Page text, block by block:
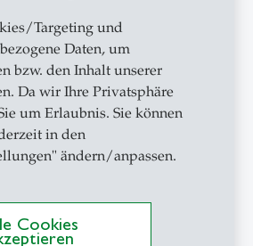
Targeting und
Daten, um
bzw. den Inhalt unserer
Da wir Ihre Privatsphäre
um Erlaubnis. Sie können
in den
ändern/anpassen.
Cookies